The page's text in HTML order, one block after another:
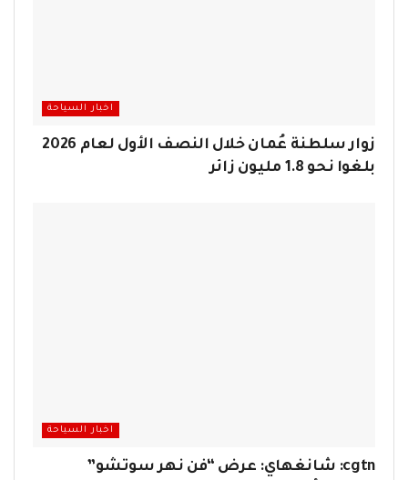
اخبار السياحة
زوار سلطنة عُمان خلال النصف الأول لعام 2026
بلغوا نحو 1.8 مليون زائر
اخبار السياحة
cgtn: شانغهاي: عرض “فن نهر سوتشو”